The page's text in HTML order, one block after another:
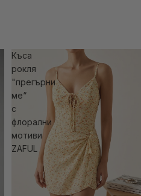
Къса
рокля
"прегърни
ме“
с
флорални
мотиви
ZAFUL